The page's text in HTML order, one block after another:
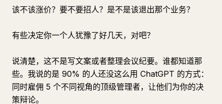
该不该涨价？要不要招人？是不是该退出那个业务？
有些决定你一个人犹豫了好几天，对吧？
说清楚，这不是写文案或者整理会议纪要。谁都知道那
些。我说的是 90% 的人还没这么用 ChatGPT 的方式：
同时雇佣 5 个不同视角的顶级管理者，让他们为你的决
策辩论。